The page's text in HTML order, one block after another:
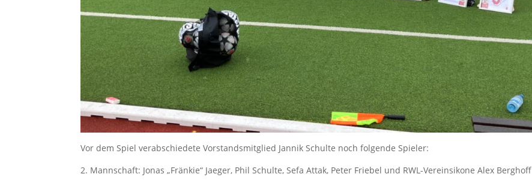
Vor dem Spiel verabschiedete Vorstandsmitglied Jannik Schulte noch folgende Spieler:
2. Mannschaft: Jonas „Fränkie“ Jaeger, Phil Schulte, Sefa Attak, Peter Friebel und RWL-Vereinsikone Alex Berghoff